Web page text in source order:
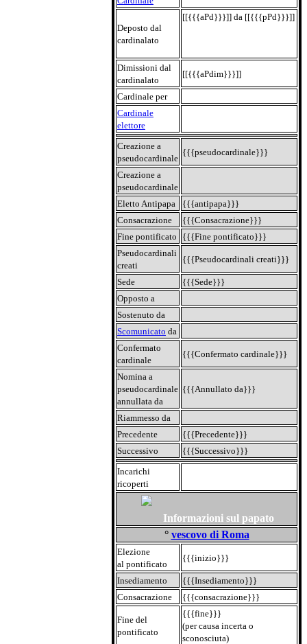
Deposto dal
cardinalato
[[{{{aPd}}}]] da [[{{{pPd}}}]]
Dimissioni dal
cardinalato
[[{{{aPdim}}}]]
Cardinale per
Cardinale
elettore
Creazione a
pseudocardinale
{{{pseudocardinale}}}
Creazione a
pseudocardinale
Eletto Antipapa
{{{antipapa}}}
Consacrazione
{{{Consacrazione}}}
Fine pontificato
{{{Fine pontificato}}}
Pseudocardinali
creati
{{{Pseudocardinali creati}}}
Sede
{{{Sede}}}
Opposto a
Sostenuto da
Scomunicato da
Confermato
cardinale
{{{Confermato cardinale}}}
Nomina a
pseudocardinale
annullata da
{{{Annullato da}}}
Riammesso da
Precedente
{{{Precedente}}}
Successivo
{{{Successivo}}}
Incarichi
ricoperti
Informazioni sul papato
° vescovo di Roma
Elezione
al pontificato
{{{inizio}}}
Insediamento
{{{Insediamento}}}
Consacrazione
{{{consacrazione}}}
Fine del
pontificato
{{{fine}}}
(per causa incerta o
sconosciuta)